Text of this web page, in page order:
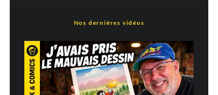
Nos dernières vidéos